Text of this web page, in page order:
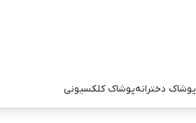
پوشاک دخترانهپوشاک کلکسیونی